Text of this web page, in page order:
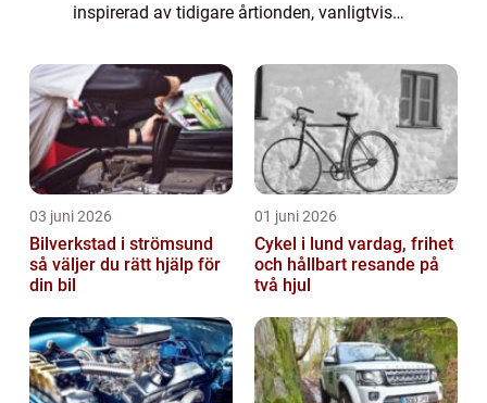
inspirerad av tidigare årtionden, vanligtvis
kombinerar nostalgiska estetiska dr...
03 juni 2026
Bilverkstad i strömsund
så väljer du rätt hjälp för
din bil
01 juni 2026
Cykel i lund vardag, frihet
och hållbart resande på
två hjul